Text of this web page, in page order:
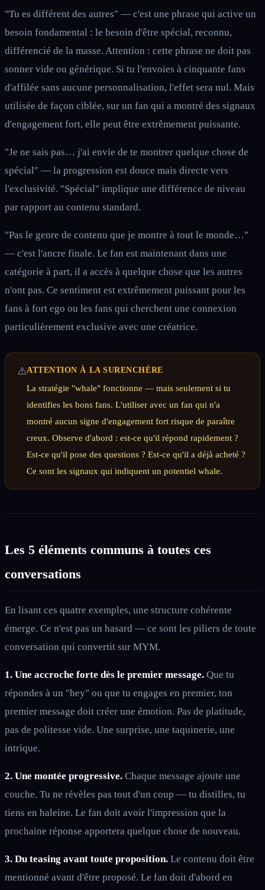
"Tu es différent des autres" — c'est une phrase qui active un
besoin fondamental : le besoin d'être spécial, reconnu,
différencié de la masse. Attention : cette phrase ne doit pas
sonner vide ou générique. Si tu l'envoies à cinquante fans
d'affilée sans aucune personnalisation, l'effet sera nul. Mais
utilisée de façon ciblée, sur un fan qui a montré des signaux
d'engagement fort, elle peut être extrêmement puissante.
"Je ne sais pas… j'ai envie de te montrer quelque chose de
spécial" — la progression est douce mais directe vers
l'exclusivité. "Spécial" implique une différence de niveau
par rapport au contenu standard.
"Pas le genre de contenu que je montre à tout le monde…"
— c'est l'ancre finale. Le fan est maintenant dans une
catégorie à part, il a accès à quelque chose que les autres
n'ont pas. Ce sentiment est extrêmement puissant pour les
fans à fort ego ou les fans qui cherchent une connexion
particulièrement exclusive avec une créatrice.
⚠️ATTENTION À LA SURENCHÈRE
La stratégie "whale" fonctionne — mais seulement si tu
identifies les bons fans. L'utiliser avec un fan qui n'a
montré aucun signe d'engagement fort risque de paraître
creux. Observe d'abord : est-ce qu'il répond rapidement ?
Est-ce qu'il pose des questions ? Est-ce qu'il a déjà acheté ?
Ce sont les signaux qui indiquent un potentiel whale.
Les 5 éléments communs à toutes ces
conversations
En lisant ces quatre exemples, une structure cohérente
émerge. Ce n'est pas un hasard — ce sont les piliers de toute
conversation qui convertit sur MYM.
1. Une accroche forte dès le premier message. Que tu
répondes à un "hey" ou que tu engages en premier, ton
premier message doit créer une émotion. Pas de platitude,
pas de politesse vide. Une surprise, une taquinerie, une
intrique.
2. Une montée progressive. Chaque message ajoute une
couche. Tu ne révèles pas tout d'un coup — tu distilles, tu
tiens en haleine. Le fan doit avoir l'impression que la
prochaine réponse apportera quelque chose de nouveau.
3. Du teasing avant toute proposition. Le contenu doit être
mentionné avant d'être proposé. Le fan doit d'abord en